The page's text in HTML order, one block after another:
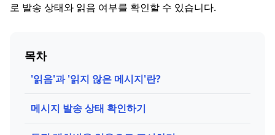
로 발송 상태와 읽음 여부를 확인할 수 있습니다.
목차
'읽음'과 '읽지 않은 메시지'란?
메시지 발송 상태 확인하기